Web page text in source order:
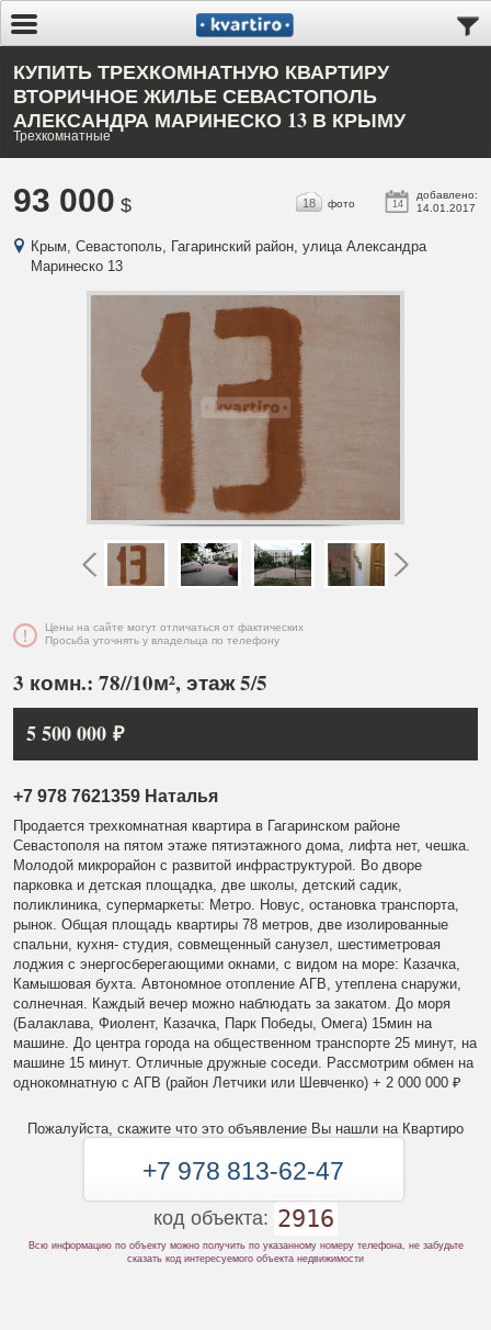
КУПИТЬ ТРЕХКОМНАТНУЮ КВАРТИРУ
ВТОРИЧНОЕ ЖИЛЬЕ СЕВАСТОПОЛЬ
АЛЕКСАНДРА МАРИНЕСКО 13 В КРЫМУ
Трехкомнатные
93 000 $ 14
добавлено:
14.01.2017
18 фото
Крым, Севастополь, Гагаринский район, улица Александра
Маринеско 13
Цены на сайте могут отличаться от фактических
Просьба уточнять у владельца по телефону
3 комн.: 78//10м², этаж 5/5
5 500 000 ₽
+7 978 7621359 Наталья
Продается трехкомнатная квартира в Гагаринском районе
Севастополя на пятом этаже пятиэтажного дома, лифта нет, чешка.
Молодой микрорайон с развитой инфраструктурой. Во дворе
парковка и детская площадка, две школы, детский садик,
поликлиника, супермаркеты: Метро. Новус, остановка транспорта,
рынок. Общая площадь квартиры 78 метров, две изолированные
спальни, кухня- студия, совмещенный санузел, шестиметровая
лоджия с энергосберегающими окнами, с видом на море: Казачка,
Камышовая бухта. Автономное отопление АГВ, утеплена снаружи,
солнечная. Каждый вечер можно наблюдать за закатом. До моря
(Балаклава, Фиолент, Казачка, Парк Победы, Омега) 15мин на
машине. До центра города на общественном транспорте 25 минут, на
машине 15 минут. Отличные дружные соседи. Рассмотрим обмен на
однокомнатную с АГВ (район Летчики или Шевченко) + 2 000 000 ₽
Пожалуйста, скажите что это объявление Вы нашли на Квартиро
+7 978 813-62-47
код объекта: 2916
Всю информацию по объекту можно получить по указанному номеру телефона, не забудьте
сказать код интересуемого объекта недвижимости